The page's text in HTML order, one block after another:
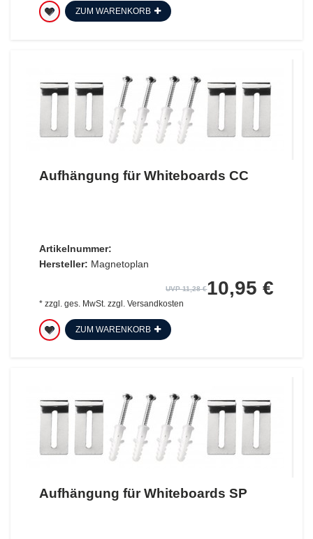
ZUM WARENKORB
Aufhängung für Whiteboards CC
Artikelnummer:
Hersteller: Magnetoplan
UVP 11,28 €10,95 €
* zzgl. ges. MwSt. zzgl. Versandkosten
ZUM WARENKORB
Aufhängung für Whiteboards SP